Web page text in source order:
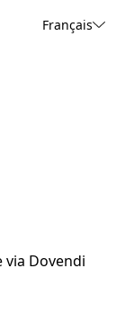
Français
via Dovendi